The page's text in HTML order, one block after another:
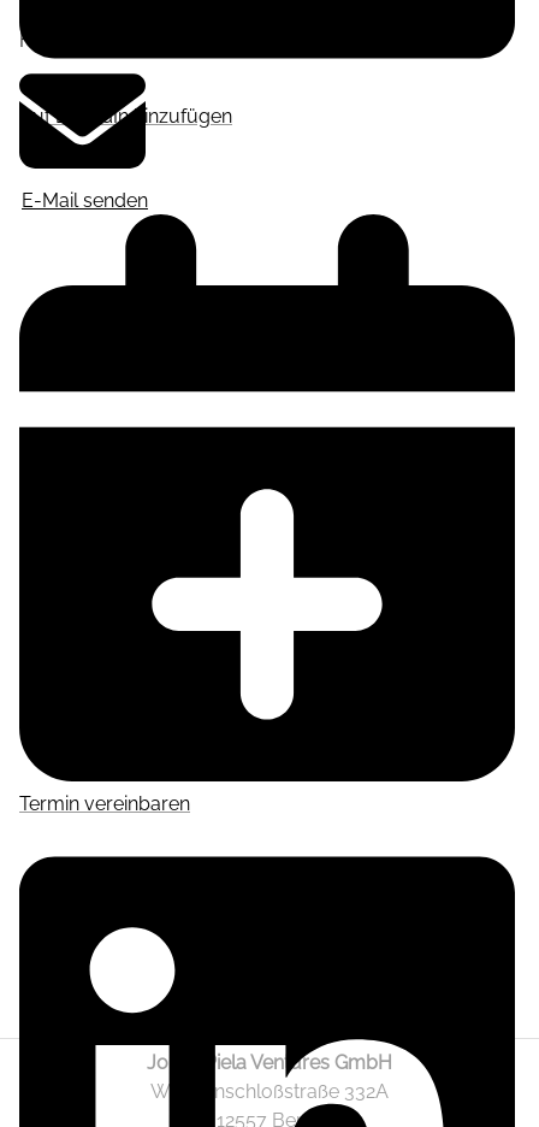
Auf LinkedIn hinzufügen
Frankfurt am Main
E-Mail senden
Termin vereinbaren
Jonas Piela Ventures GmbH
Wendenschloßstraße 332A
12557 Berlin